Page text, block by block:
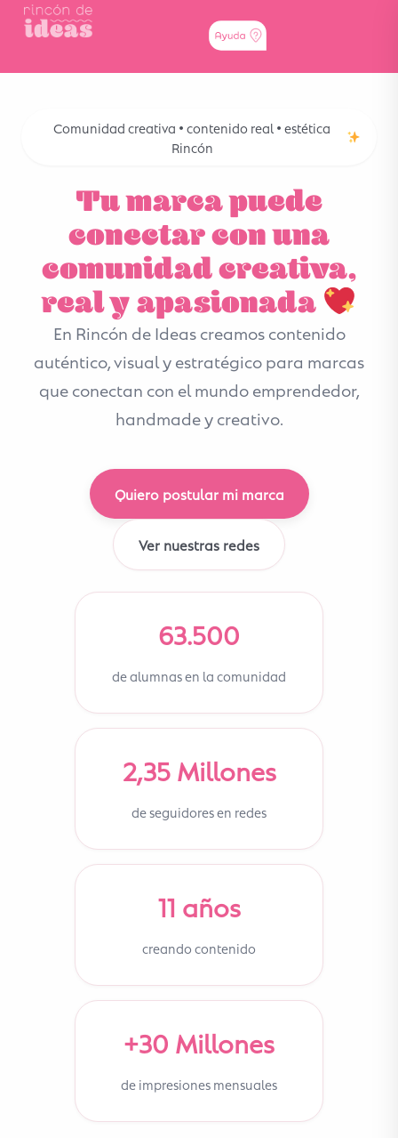
Comunidad creativa • contenido real • estética
Rincón
Tu marca puede
conectar con una
comunidad creativa,
real y apasionada
En Rincón de Ideas creamos contenido
auténtico, visual y estratégico para marcas
que conectan con el mundo emprendedor,
handmade y creativo.
Quiero postular mi marca
Ver nuestras redes
63.500
de alumnas en la comunidad
2,35 Millones
de seguidores en redes
11 años
creando contenido
+30 Millones
de impresiones mensuales